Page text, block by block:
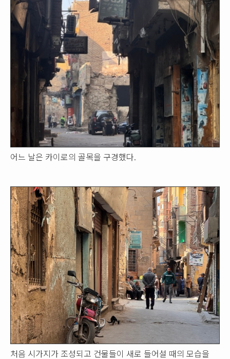
어느 날은 카이로의 골목을 구경했다.
처음 시가지가 조성되고 건물들이 새로 들어설 때의 모습을